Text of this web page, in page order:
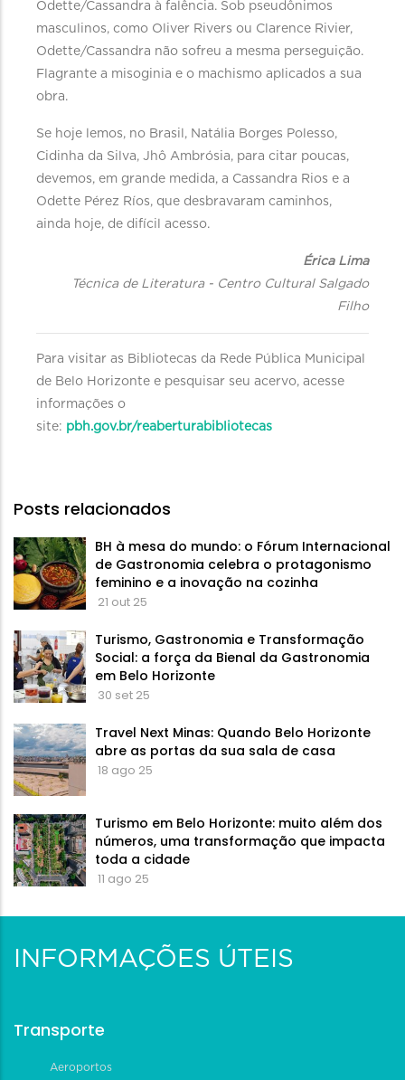
Odette/Cassandra à falência. Sob pseudônimos
masculinos, como Oliver Rivers ou Clarence Rivier,
Odette/Cassandra não sofreu a mesma perseguição.
Flagrante a misoginia e o machismo aplicados a sua
obra.
Se hoje lemos, no Brasil, Natália Borges Polesso,
Cidinha da Silva, Jhô Ambrósia, para citar poucas,
devemos, em grande medida, a Cassandra Rios e a
Odette Pérez Ríos, que desbravaram caminhos,
ainda hoje, de difícil acesso.
Érica Lima
Técnica de Literatura - Centro Cultural Salgado
Filho
Para visitar as Bibliotecas da Rede Pública Municipal
de Belo Horizonte e pesquisar seu acervo, acesse
informações o
site: pbh.gov.br/reaberturabibliotecas
Posts relacionados
BH à mesa do mundo: o Fórum Internacional
de Gastronomia celebra o protagonismo
feminino e a inovação na cozinha
21 out 25
Turismo, Gastronomia e Transformação
Social: a força da Bienal da Gastronomia
em Belo Horizonte
30 set 25
Travel Next Minas: Quando Belo Horizonte
abre as portas da sua sala de casa
18 ago 25
Turismo em Belo Horizonte: muito além dos
números, uma transformação que impacta
toda a cidade
11 ago 25
INFORMAÇÕES ÚTEIS
Transporte
Aeroportos